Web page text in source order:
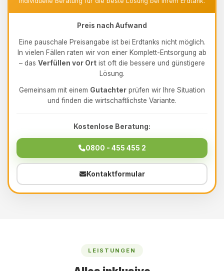
Preis nach Aufwand
Eine pauschale Preisangabe ist bei Erdtanks nicht möglich.
In vielen Fällen raten wir von einer Komplett-Entsorgung ab
– das Verfüllen vor Ort ist oft die bessere und günstigere
Lösung.
Gemeinsam mit einem Gutachter prüfen wir Ihre Situation
und finden die wirtschaftlichste Variante.
Kostenlose Beratung:
0800 - 455 455 2
Kontaktformular
LEISTUNGEN